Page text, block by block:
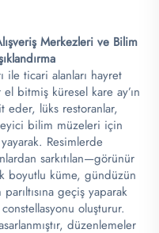
Merkezleri ve Bilim
ile ticari alanları hayret
bitmiş küresel kare ay’ın
eder, lüks restoranlar,
bilim müzeleri için
Resimlerde
sarkıtılan—görünür
boyutlu küme, gündüzün
geçiş yaparak
oluşturur.
düzenlemeler